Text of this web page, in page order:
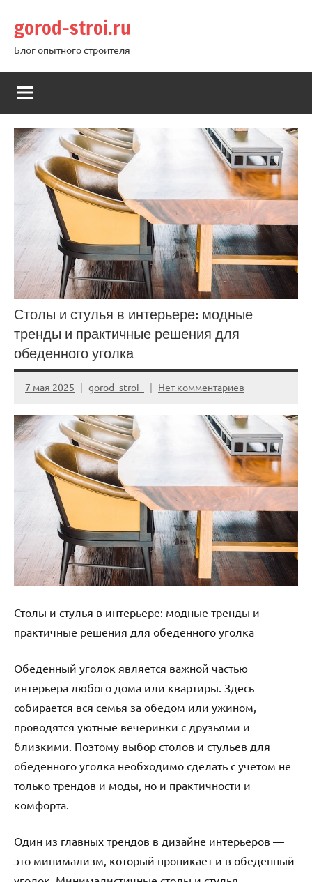
содержимому
gorod-stroi.ru
Блог опытного строителя
Столы и стулья в интерьере: модные
тренды и практичные решения для
обеденного уголка
7 мая 2025 gorod_stroi_ Нет комментариев
Столы и стулья в интерьере: модные тренды и
практичные решения для обеденного уголка
Обеденный уголок является важной частью
интерьера любого дома или квартиры. Здесь
собирается вся семья за обедом или ужином,
проводятся уютные вечеринки с друзьями и
близкими. Поэтому выбор столов и стульев для
обеденного уголка необходимо сделать с учетом не
только трендов и моды, но и практичности и
комфорта.
Один из главных трендов в дизайне интерьеров —
это минимализм, который проникает и в обеденный